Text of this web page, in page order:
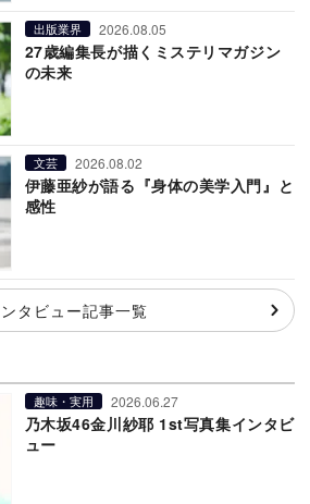
出版業界 2026.08.05
27歳編集長が描くミステリマガジン
の未来
文芸 2026.08.02
伊藤亜紗が語る『身体の美学入門』と
感性
タビュー記事一覧
趣味・実用 2026.06.27
乃木坂46金川紗耶 1st写真集インタビ
ュー